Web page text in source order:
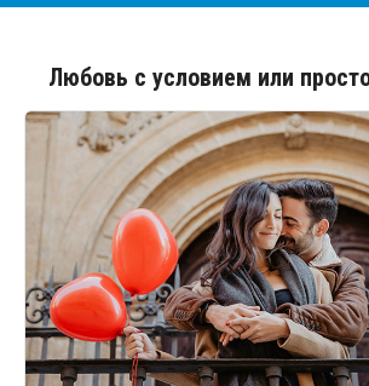
Обо мне
Консультации
Цены
Видео
Задать вопрос
Блог
Любовь с условием или